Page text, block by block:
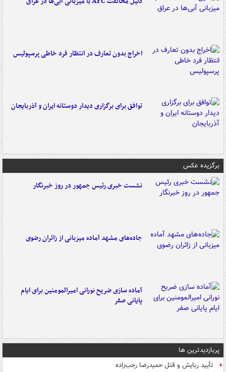
اخراج بدون تعارف در انتظار فرد خاطی پرسپولیس
توافق برای برگزاری دیدار دوستانه ایران و آذربایجان
برگزیده عکس
نشست خبری رئیس جمهور در روز خبرنگار
جاده‌های مشهد آماده میزبانی از زائران رضوی
آماده سازی ضریح نورانی امیرالمومنین برای ایام
پایانی صفر
پربازدیدترین ها
تأیید ربایش و قتل حمیدرضا رجب‌زاده